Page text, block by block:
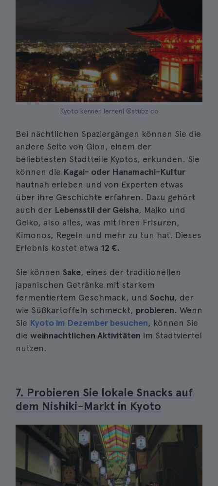
Kyoto kennen lernen| ©stubz co
Bei nächtlichen Spaziergängen können Sie die
andere Seite von Gion, einem der
beliebtesten Stadtteile Kyotos, erkunden. Sie
können die Kagai- oder Hanamachi-Kultur
hautnah erleben und von Experten etwas
über ihre Geschichte erfahren. Dazu gehört
auch der Lebensstil der Geisha, Maiko und
Geiko, also alles, was mit ihren Frisuren,
Kimonos, Regeln und mehr zu tun hat. Dieses
Erlebnis kostet etwa 12 €.
Sie können Sake, eines der traditionellen
japanischen Getränke mit starkem
fermentiertem Geschmack, und Sochu, der
wie Süßkartoffeln schmeckt, probieren. Wenn
Sie Kyoto im Dezember besuchen, können Sie
die weihnachtlichen Aktivitäten im Stadtviertel
nutzen.
7. Probieren Sie lokale Snacks auf
dem Nishiki-Markt in Kyoto